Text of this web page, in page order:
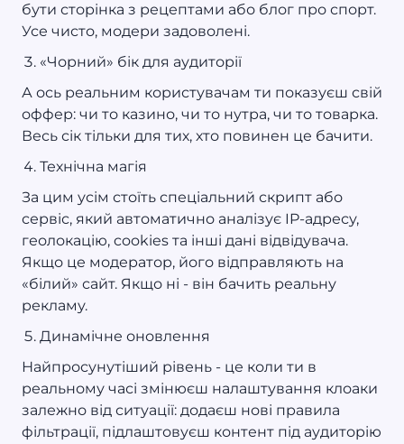
бути сторінка з рецептами або блог про спорт.
Усе чисто, модери задоволені.
«Чорний» бік для аудиторії
А ось реальним користувачам ти показуєш свій
оффер: чи то казино, чи то нутра, чи то товарка.
Весь сік тільки для тих, хто повинен це бачити.
Технічна магія
За цим усім стоїть спеціальний скрипт або
сервіс, який автоматично аналізує IP-адресу,
геолокацію, cookies та інші дані відвідувача.
Якщо це модератор, його відправляють на
«білий» сайт. Якщо ні - він бачить реальну
рекламу.
Динамічне оновлення
Найпросунутіший рівень - це коли ти в
реальному часі змінюєш налаштування клоаки
залежно від ситуації: додаєш нові правила
фільтрації, підлаштовуєш контент під аудиторію